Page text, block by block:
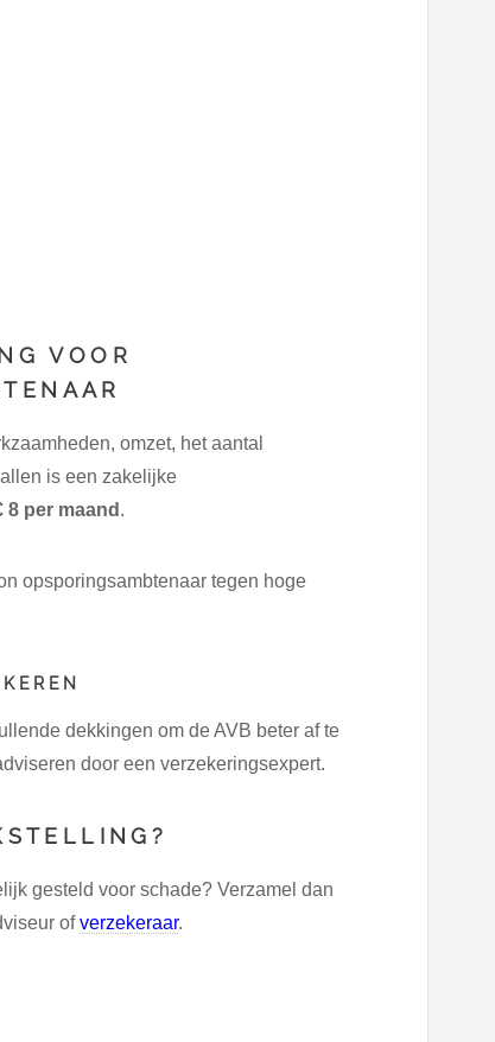
VOOR
omzet, het aantal
is een zakelijke
8 per maand .
opsporingsambtenaar tegen hoge
dekkingen om de AVB beter af te
door een verzekeringsexpert.
gesteld voor schade? Verzamel dan
ofverzekeraar.